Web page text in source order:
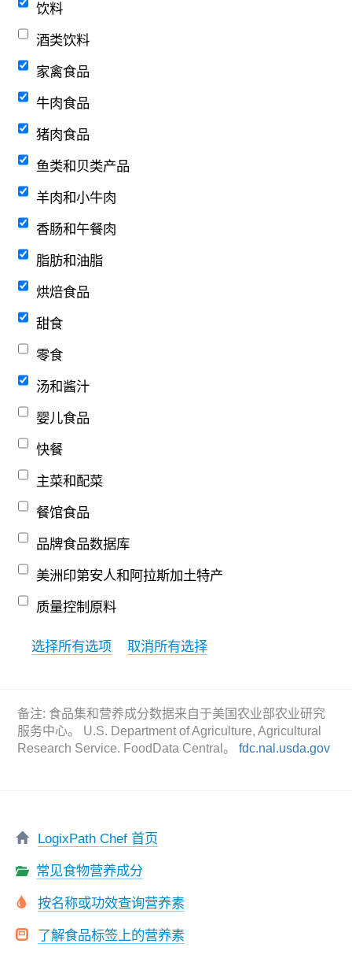
饮料
酒类饮料
家禽食品
牛肉食品
猪肉食品
鱼类和贝类产品
羊肉和小牛肉
香肠和午餐肉
脂肪和油脂
烘焙食品
甜食
零食
汤和酱汁
婴儿食品
快餐
主菜和配菜
餐馆食品
品牌食品数据库
美洲印第安人和阿拉斯加土特产
质量控制原料
选择所有选项 取消所有选择
备注: 食品集和营养成分数据来自于美国农业部农业研究
服务中心。 U.S. Department of Agriculture, Agricultural
Research Service. FoodData Central。fdc.nal.usda.gov
LogixPath Chef 首页
常见食物营养成分
按名称或功效查询营养素
了解食品标签上的营养素